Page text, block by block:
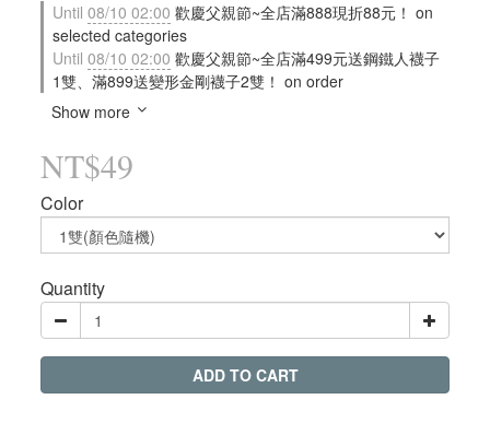
Until 08/10 02:00 歡慶父親節~全店滿888現折88元！ on
selected categories
Until 08/10 02:00 歡慶父親節~全店滿499元送鋼鐵人襪子
1雙、滿899送變形金剛襪子2雙！ on order
Show more
NT$49
Color
Quantity
ADD TO CART